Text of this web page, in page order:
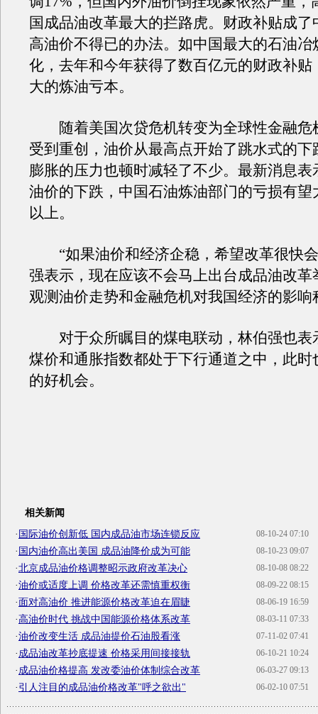
国成品油改革最大的拦路虎。财政补贴成了
高油价不得已的办法。如中国最大的石油冶
化，去年和今年获得了数百亿元的财政补贴
大的炼油亏本。
随着美国次贷危机转变为全球性金融危
受到重创，油价从最高点开始了跳水式的下
膨胀的压力也顿时减轻了不少。最新消息表
油价的下跌，中国石油炼油部门的亏损有望
以上。
“如果油价和经济企稳，希望改革很快会
强表示，现在应该不会马上出台成品油改革
观测油价走势和金融危机对我国经济的影响
对于众所瞩目的煤电联动，林伯强也表
煤价和通胀指数都处于下行通道之中，此时
的好机会。
相关新闻
08-10-24 07:10
·国际油价创新低 国内成品油市场连锁反应
08-10-23 09:07
·国内油价高出美国 成品油降价成为可能
08-10-08 08:22
·北京成品油价格调整昭示政府改革决心
08-09-22 08:15
·油价或适度上调 价格改革还需慎重权衡
08-06-19 16:59
·面对高油价 推进能源价格改革迫在眉睫
08-03-11 07:33
·高油价时代 挑战中国能源价格体系改革
07-11-02 07:41
·油价改变生活 成品油提价石油股看涨
06-10-21 10:24
·成品油改革抄底提速 价格采用间接接轨
06-03-27 09:13
·成品油价格提高 发改委油价体制综合改革
06-02-10 07:51
·引人注目的成品油价格改革"呼之欲出"